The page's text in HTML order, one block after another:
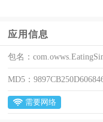
应用信息
包名：
MD5：
需要网络